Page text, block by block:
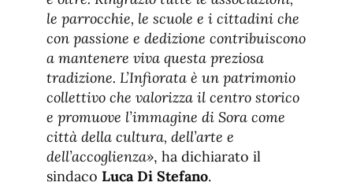
le parrocchie, le scuole e i cittadini che
con passione e dedizione contribuiscono
a mantenere viva questa preziosa
tradizione. L’Infiorata è un patrimonio
collettivo che valorizza il centro storico
e promuove l’immagine di Sora come
città della cultura, dell’arte e
dell’accoglienza», ha dichiarato il
sindaco Luca Di Stefano.